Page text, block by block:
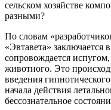
сельском хозяйстве
разными?
По словам
«Эвтавета» заключается
сопровождается
животного. Это
введения
начала действия
бессознательное